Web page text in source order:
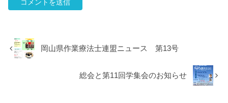
岡山県作業療法士連盟ニュース 第13号
総会と第11回学集会のお知らせ